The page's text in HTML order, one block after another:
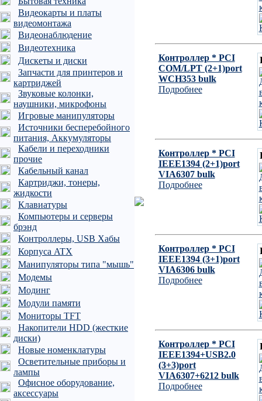
Видеокарты и платы
видеомонтажа
Видеонаблюдение
Видеотехника
Дискеты и диски
Запчасти для принтеров и
картриджей
Звуковые колонки,
наушники, микрофоны
Игровые манипуляторы
Источники бесперебойного
питания, Аккумуляторы
Кабели и переходники
прочие
Кабельный канал
Картриджи, тонеры,
жидкости
Клавиатуры
Компьютеры и серверы
брэнд
Контроллеры, USB Хабы
Корпуса ATX
Манипуляторы типа "мышь"
Модемы
Модинг
Модули памяти
Мониторы TFT
Накопители HDD (жесткие
диски)
Новые номенклатуры
Осветительные приборы и
лампы
Офисное оборудование,
аксессуары
Контроллер * PCI
COM/LPT (2+1)port
WCH353 bulk
Подробнее
Контроллер * PCI
IEEE1394 (2+1)port
VIA6307 bulk
Подробнее
Контроллер * PCI
IEEE1394 (3+1)port
VIA6306 bulk
Подробнее
Контроллер * PCI
IEEE1394+USB2.0
(3+3)port
VIA6307+6212 bulk
Подробнее